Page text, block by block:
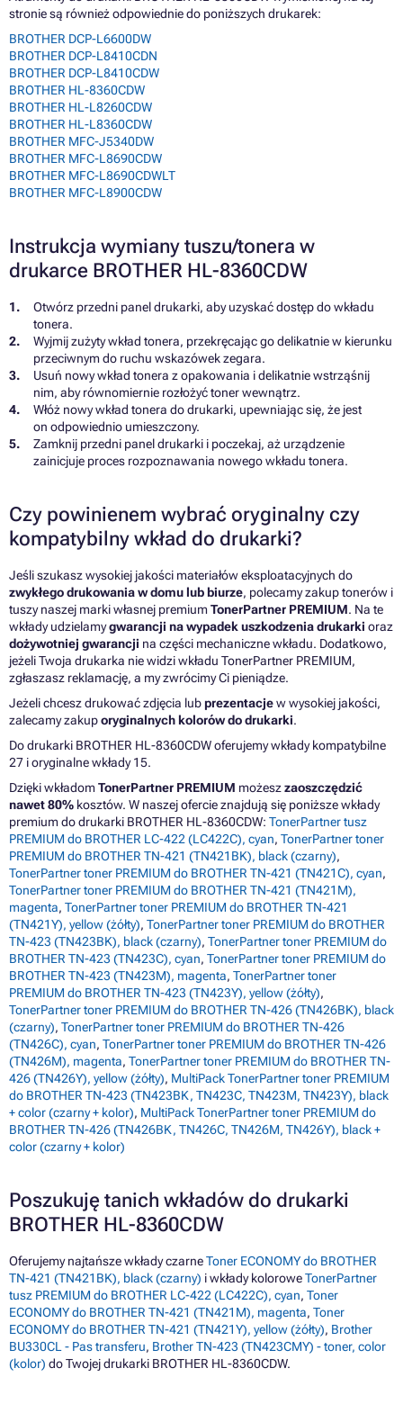
stronie są również odpowiednie do poniższych drukarek:
BROTHER DCP-L6600DW
BROTHER DCP-L8410CDN
BROTHER DCP-L8410CDW
BROTHER HL-8360CDW
BROTHER HL-L8260CDW
BROTHER HL-L8360CDW
BROTHER MFC-J5340DW
BROTHER MFC-L8690CDW
BROTHER MFC-L8690CDWLT
BROTHER MFC-L8900CDW
Instrukcja wymiany tuszu/tonera w
drukarce BROTHER HL-8360CDW
Otwórz przedni panel drukarki, aby uzyskać dostęp do wkładu
tonera.
Wyjmij zużyty wkład tonera, przekręcając go delikatnie w kierunku
przeciwnym do ruchu wskazówek zegara.
Usuń nowy wkład tonera z opakowania i delikatnie wstrząśnij
nim, aby równomiernie rozłożyć toner wewnątrz.
Włóż nowy wkład tonera do drukarki, upewniając się, że jest
on odpowiednio umieszczony.
Zamknij przedni panel drukarki i poczekaj, aż urządzenie
zainicjuje proces rozpoznawania nowego wkładu tonera.
Czy powinienem wybrać oryginalny czy
kompatybilny wkład do drukarki?
Jeśli szukasz wysokiej jakości materiałów eksploatacyjnych do
zwykłego drukowania w domu lub biurze, polecamy zakup tonerów i
tuszy naszej marki własnej premiumTonerPartner PREMIUM. Na te
wkłady udzielamygwarancji na wypadek uszkodzenia drukarki oraz
dożywotniej gwarancji na części mechaniczne wkładu. Dodatkowo,
jeżeli Twoja drukarka nie widzi wkładu TonerPartner PREMIUM,
zgłaszasz reklamację, a my zwrócimy Ci pieniądze.
Jeżeli chcesz drukować zdjęcia lubprezentacjew wysokiej jakości,
zalecamy zakuporyginalnych kolorów do drukarki.
Do drukarki BROTHER HL-8360CDW oferujemy wkłady kompatybilne
27 i oryginalne wkłady 15.
Dzięki wkładomTonerPartner PREMIUM możeszzaoszczędzić
nawet 80% kosztów. W naszej ofercie znajdują się poniższe wkłady
premium do drukarki BROTHER HL-8360CDW: TonerPartner tusz
PREMIUM do BROTHER LC-422 (LC422C), cyan, TonerPartner toner
PREMIUM do BROTHER TN-421 (TN421BK), black (czarny),
TonerPartner toner PREMIUM do BROTHER TN-421 (TN421C), cyan,
TonerPartner toner PREMIUM do BROTHER TN-421 (TN421M),
magenta, TonerPartner toner PREMIUM do BROTHER TN-421
(TN421Y), yellow (żółty), TonerPartner toner PREMIUM do BROTHER
TN-423 (TN423BK), black (czarny), TonerPartner toner PREMIUM do
BROTHER TN-423 (TN423C), cyan, TonerPartner toner PREMIUM do
BROTHER TN-423 (TN423M), magenta, TonerPartner toner
PREMIUM do BROTHER TN-423 (TN423Y), yellow (żółty),
TonerPartner toner PREMIUM do BROTHER TN-426 (TN426BK), black
(czarny), TonerPartner toner PREMIUM do BROTHER TN-426
(TN426C), cyan, TonerPartner toner PREMIUM do BROTHER TN-426
(TN426M), magenta, TonerPartner toner PREMIUM do BROTHER TN-
426 (TN426Y), yellow (żółty), MultiPack TonerPartner toner PREMIUM
do BROTHER TN-423 (TN423BK, TN423C, TN423M, TN423Y), black
+ color (czarny + kolor), MultiPack TonerPartner toner PREMIUM do
BROTHER TN-426 (TN426BK, TN426C, TN426M, TN426Y), black +
color (czarny + kolor)
Poszukuję tanich wkładów do drukarki
BROTHER HL-8360CDW
Oferujemy najtańsze wkłady czarneToner ECONOMY do BROTHER
TN-421 (TN421BK), black (czarny) i wkłady koloroweTonerPartner
tusz PREMIUM do BROTHER LC-422 (LC422C), cyan, Toner
ECONOMY do BROTHER TN-421 (TN421M), magenta, Toner
ECONOMY do BROTHER TN-421 (TN421Y), yellow (żółty), Brother
BU330CL - Pas transferu, Brother TN-423 (TN423CMY) - toner, color
(kolor) do Twojej drukarki BROTHER HL-8360CDW.